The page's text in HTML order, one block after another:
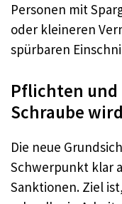
Personen mit
oder kleineren
spürbaren
Pflichten und
Schraube
Die neue
Schwerpunkt klar
Sanktionen. Ziel